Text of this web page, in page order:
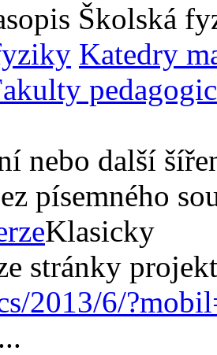
Školská
Katedry
nebo další
písemného
Klasicky
stránky
2013/6/